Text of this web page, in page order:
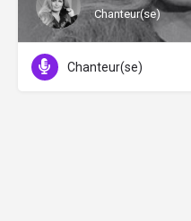
Chanteur(se)
Chanteur(se)